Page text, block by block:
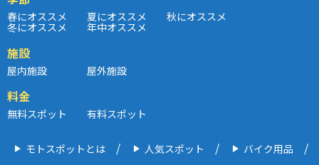
春にオススメ 夏にオススメ 秋にオススメ
冬にオススメ 年中オススメ
施設
屋内施設 屋外施設
料金
無料スポット 有料スポット
モトスポットとは 人気スポット バイク用品